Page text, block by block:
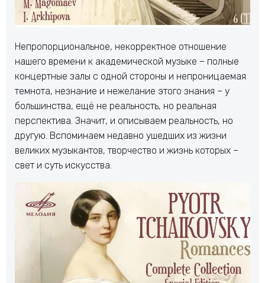
Непропорциональное, некорректное отношение
нашего времени к академической музыке – полные
концертные залы с одной стороны и непроницаемая
темнота, незнание и нежелание этого знания – у
большинства, ещё не реальность, но реальная
перспектива. Значит, и описываем реальность, но
другую. Вспоминаем недавно ушедших из жизни
великих музыкантов, творчество и жизнь которых –
свет и суть искусства.